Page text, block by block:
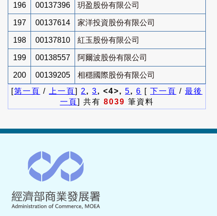
196 00137396 玥盈股份有限公司
197 00137614 家洋投資股份有限公司
198 00137810 紅玉股份有限公司
199 00138557 阿爾波股份有限公司
200 00139205
相穩國際股份有限公司
[第一頁 / 上一頁] 2 , 3, <4>, 5, 6 [ 下一頁 / 最後
一頁] 共有 8039 筆資料